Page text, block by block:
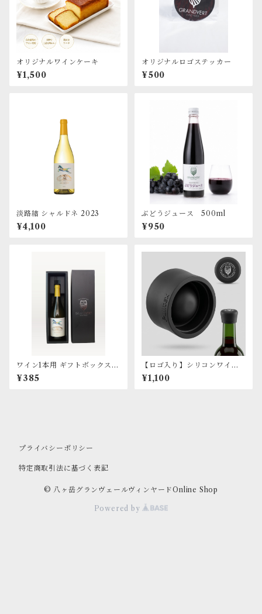
オリジナルワインケーキ
¥1,500
オリジナルロゴステッカー
¥500
淡路結 シャルドネ 2023
¥4,100
ぶどうジュース 500ml
¥950
ワイン1本用 ギフトボックス
（箱のみ）
¥385
【ロゴ入り】シリコンワイン
ストッパー（黒）
¥1,100
プライバシーポリシー
特定商取引法に基づく表記
© 八ヶ岳グランヴェールヴィンヤードOnline Shop
Powered by